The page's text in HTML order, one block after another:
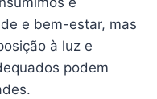
e bem-estar, mas
à luz e
podem